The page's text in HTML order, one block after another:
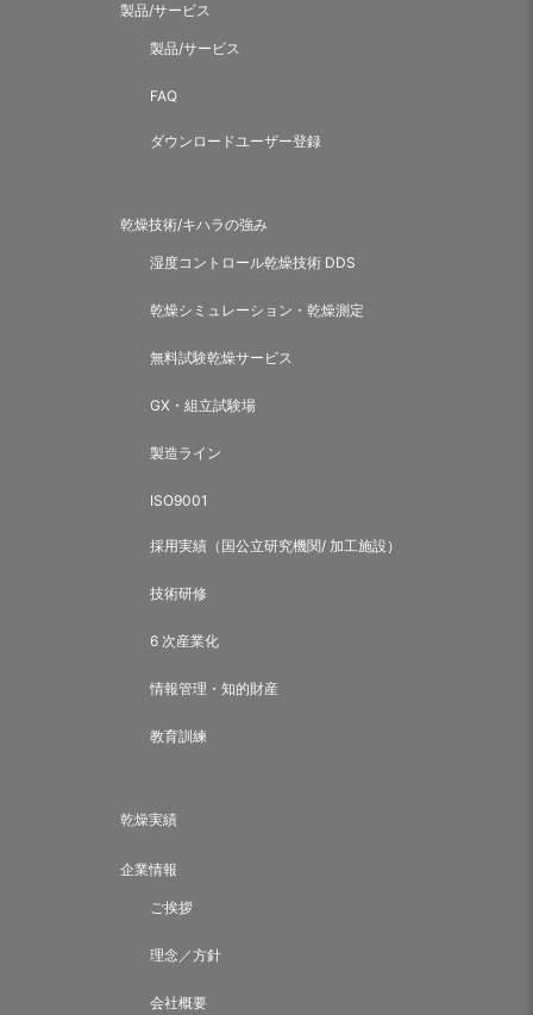
製品/サービス
製品/サービス
FAQ
ダウンロードユーザー登録
乾燥技術/キハラの強み
湿度コントロール乾燥技術 DDS
乾燥シミュレーション・乾燥測定
無料試験乾燥サービス
GX・組立試験場
製造ライン
ISO9001
採用実績（国公立研究機関/ 加工施設）
技術研修
6 次産業化
情報管理・知的財産
教育訓練
乾燥実績
企業情報
ご挨拶
理念／方針
会社概要